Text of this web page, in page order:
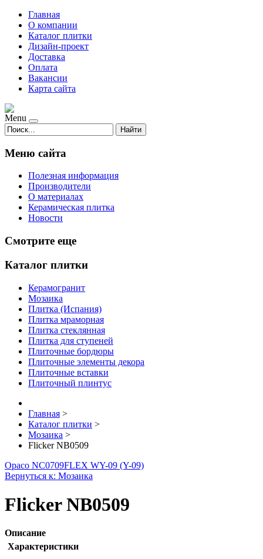
Главная
О компании
Каталог плитки
Дизайн-проект
Доставка
Оплата
Вакансии
Карта сайта
Menu
Найти
Меню сайта
Полезная информация
Производители
О материалах
Керамическая плитка
Новости
Смотрите еще
Каталог плитки
Керамогранит
Мозаика
Плитка (Испания)
Плитка мраморная
Плитка стеклянная
Плитка для ступеней
Плиточные бордюры
Плиточные элементы декора
Плиточные вставки
Плиточный плинтус
Главная >
Каталог плитки >
Мозаика >
Flicker NB0509
Opaco NC0709FLEX WY-09 (Y-09)
Вернуться к: Мозаика
Flicker NB0509
Описание
Характеристики